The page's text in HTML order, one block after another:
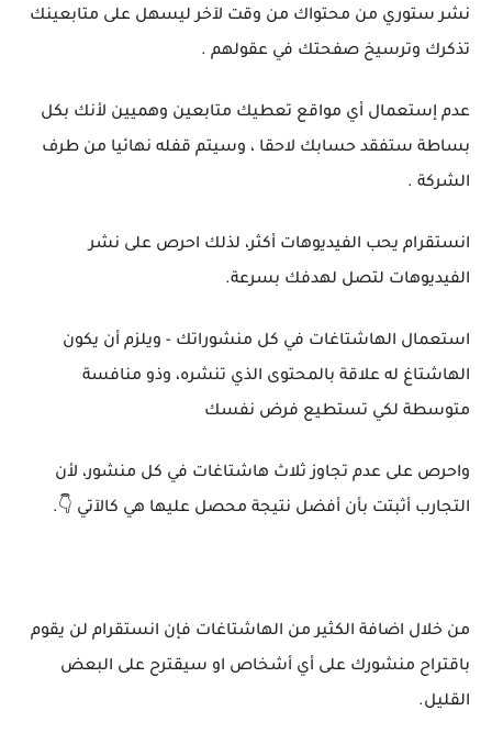
نشر ستوري من محتواك من وقت لآخر ليسهل على متابعينك
تذكرك وترسيخ صفحتك في عقولهم .
عدم إستعمال أي مواقع تعطيك متابعين وهميين لأنك بكل
بساطة ستفقد حسابك لاحقا ، وسيتم قفله نهائيا من طرف
الشركة .
انستقرام يحب الفيديوهات أكثر، لذلك احرص على نشر
الفيديوهات لتصل لهدفك بسرعة.
استعمال الهاشتاغات في كل منشوراتك - ويلزم أن يكون
الهاشتاغ له علاقة بالمحتوى الذي تنشره، وذو منافسة
متوسطة لكي تستطيع فرض نفسك
واحرص على عدم تجاوز ثلاث هاشتاغات في كل منشور، لأن
التجارب أثبتت بأن أفضل نتيجة محصل عليها هي كالآتي 👇.
من خلال اضافة الكثير من الهاشتاغات فإن انستقرام لن يقوم
باقتراح منشورك على أي أشخاص او سيقترح على البعض
القليل.